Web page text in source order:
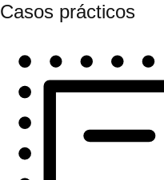
Casos prácticos